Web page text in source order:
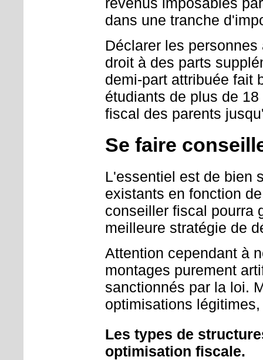
dans une tranche
Déclarer les
droit à des parts
demi-part attribuée fait
étudiants de plus de
fiscal des parents
Se faire
L'essentiel est de bien
existants en fonction
conseiller fiscal pourra
meilleure stratégie de
Attention cependant à
montages purement
sanctionnés par la loi.
optimisations
Les types de
optimisation fiscale.